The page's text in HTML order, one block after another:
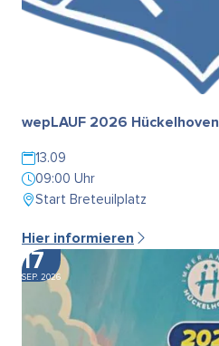
wepLAUF 2026 Hückelhoven
13.09
09:00 Uhr
Start Breteuilplatz
Hier informieren
17
SEP. 2026